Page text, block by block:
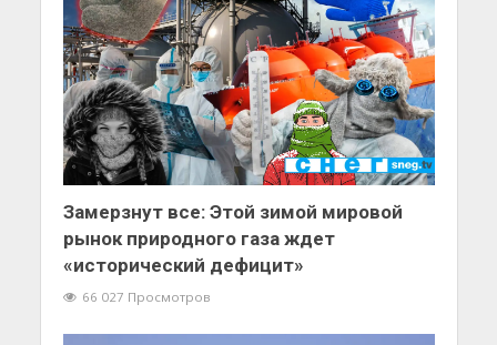
Замерзнут все: Этой зимой мировой
рынок природного газа ждет
«исторический дефицит»
66 027 Просмотров